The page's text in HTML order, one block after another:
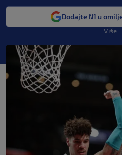
Dodajte N1 u
Više